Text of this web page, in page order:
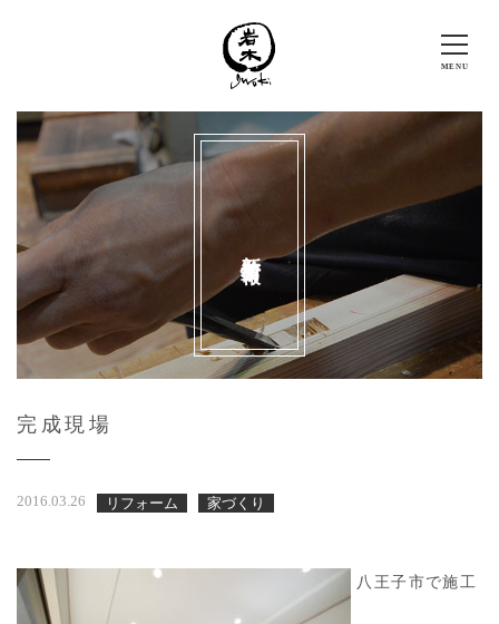
完成現場
2016.03.26 リフォーム 家づくり
八王子市で施工